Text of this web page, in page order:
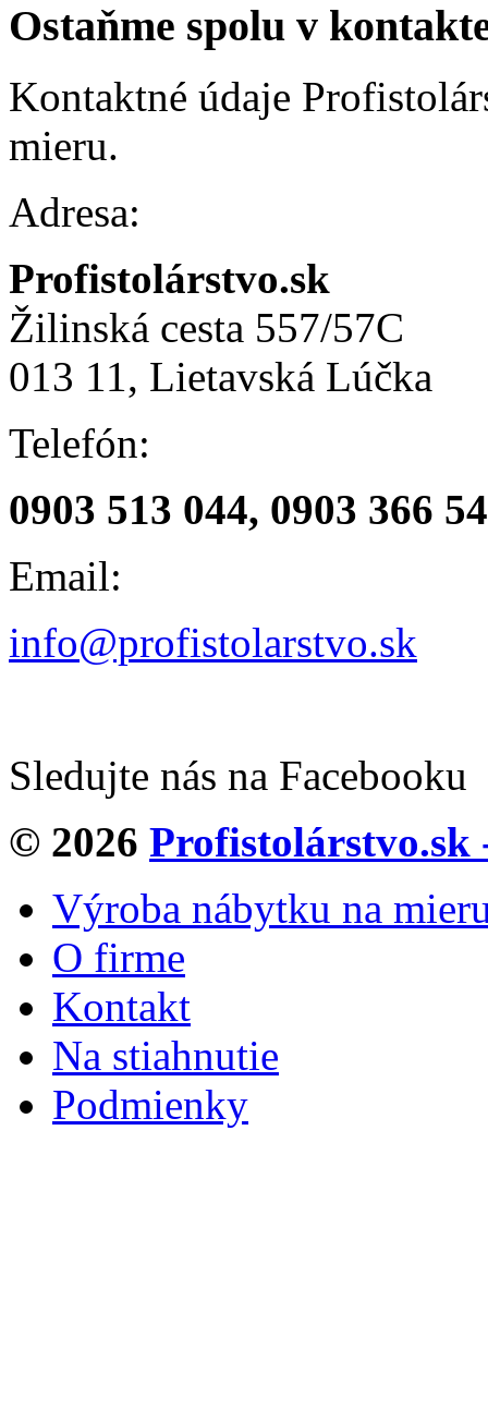
Ostaňme spolu v
Kontaktné údaje
mieru.
Adresa:
Profistolárstvo.sk
Žilinská cesta 557/57C
013 11, Lietavská Lúčka
Telefón:
0903 513 044, 0903 366
Email:
info@profistolarstvo.sk
Sledujte nás na Facebooku
© 2026
Výroba nábytku na
O firme
Kontakt
Na stiahnutie
Podmienky